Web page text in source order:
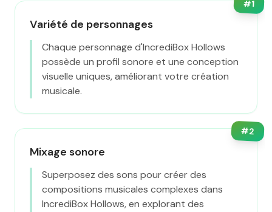
#1
Variété de personnages
Chaque personnage d'IncrediBox Hollows
possède un profil sonore et une conception
visuelle uniques, améliorant votre création
musicale.
#2
Mixage sonore
Superposez des sons pour créer des
compositions musicales complexes dans
IncrediBox Hollows, en explorant des